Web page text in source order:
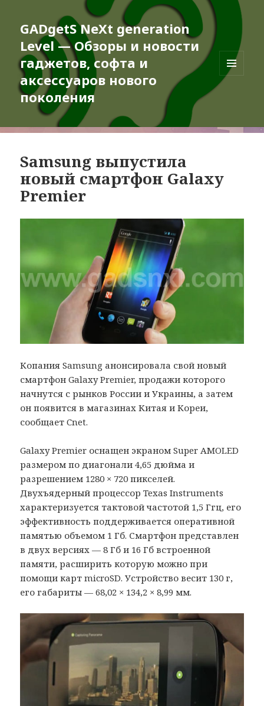
GADgetS NeXt generation
Level — Обзоры и новости
гаджетов, софта и
аксессуаров нового
поколения
МЕНЮ
Samsung выпустила
новый смартфон Galaxy
Premier
Копания Samsung анонсировала свой новый
смартфон Galaxy Premier, продажи которого
начнутся с рынков России и Украины, а затем
он появится в магазинах Китая и Кореи,
сообщает Cnet.
Galaxy Premier оснащен экраном Super AMOLED
размером по диагонали 4,65 дюйма и
разрешением 1280 × 720 пикселей.
Двухъядерный процессор Texas Instruments
характеризуется тактовой частотой 1,5 Ггц, его
эффективность поддерживается оперативной
памятью объемом 1 Гб. Смартфон представлен
в двух версиях — 8 Гб и 16 Гб встроенной
памяти, расширить которую можно при
помощи карт microSD. Устройство весит 130 г,
его габариты — 68,02 × 134,2 × 8,99 мм.